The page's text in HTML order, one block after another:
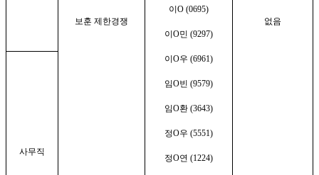
보훈 제한경쟁
이 O (0695)
이 O민 (9297)
이 O우 (6961)
임O빈 (9579)
임O환 (3643)
정O우 (5551)
정O연 (1224)
없음
사무직